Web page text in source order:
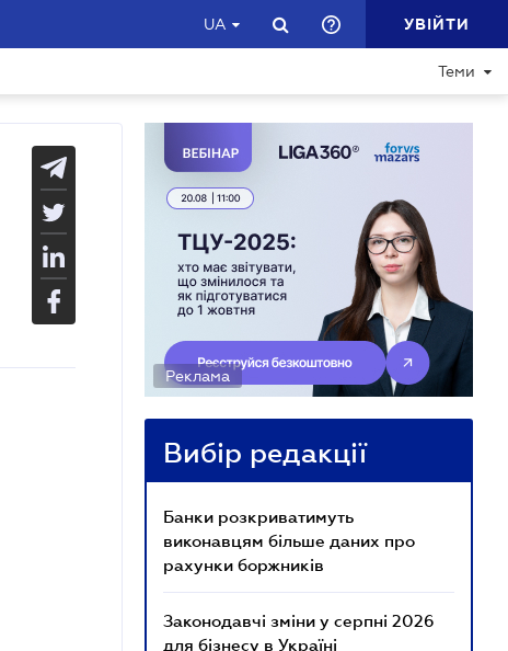
UA УВІЙТИ
Теми
Реклама
Вибір редакції
Банки розкриватимуть
виконавцям більше даних про
рахунки боржників
Законодавчі зміни у серпні 2026
для бізнесу в Україні